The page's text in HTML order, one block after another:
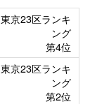
東京23区ランキ
ング
第4位
東京23区ランキ
ング
第2位